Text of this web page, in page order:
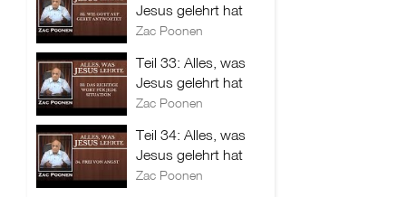
Jesus gelehrt hat
Zac Poonen
Teil 33: Alles, was
Jesus gelehrt hat
Zac Poonen
Teil 34: Alles, was
Jesus gelehrt hat
Zac Poonen